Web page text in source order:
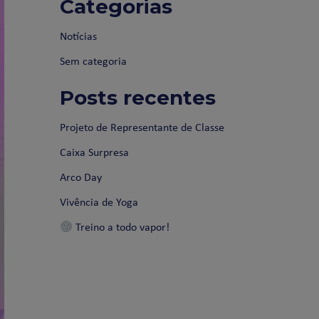
Categorias
Notícias
Sem categoria
Posts recentes
Projeto de Representante de Classe
Caixa Surpresa
Arco Day
Vivência de Yoga
Treino a todo vapor!